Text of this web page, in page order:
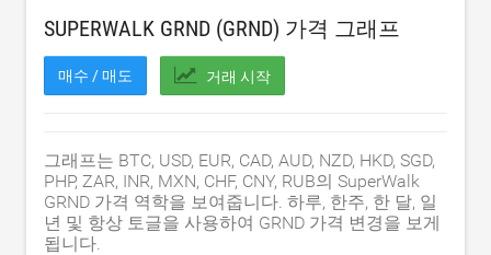
SUPERWALK GRND (GRND) 가격 그래프
매수 / 매도 거래 시작
그래프는 BTC, USD, EUR, CAD, AUD, NZD, HKD, SGD,
PHP, ZAR, INR, MXN, CHF, CNY, RUB의 SuperWalk
GRND 가격 역학을 보여줍니다. 하루, 한주, 한 달, 일
년 및 항상 토글을 사용하여 GRND 가격 변경을 보게
됩니다.